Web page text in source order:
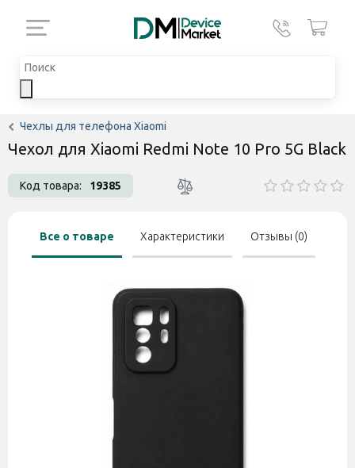
Чехлы для телефона Xiaomi
Чехол для Xiaomi Redmi Note 10 Pro 5G Black
Код товара: 19385
Все о товаре Характеристики Отзывы (0)